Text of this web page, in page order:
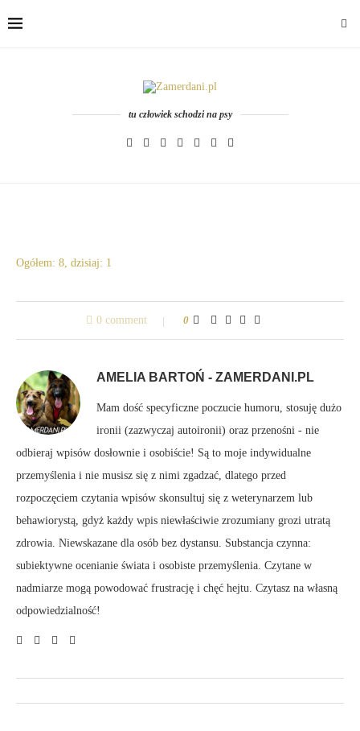
tu człowiek schodzi na psy
Ogółem: 8, dzisiaj: 1
0 comment 0
AMELIA BARTOŃ - ZAMERDANI.PL
Mam dość specyficzne poczucie humoru, stosuję dużo
ironii (zazwyczaj autoironii) oraz przenośni - nie
odbieraj wpisów dosłownie i osobiście! Są to moje indywidualne
przemyślenia i nie musisz się z nimi zgadzać, dlatego przed
rozpoczęciem czytania wpisów skonsultuj się z weterynarzem lub
behawiorystą, gdyż każdy wpis niewłaściwie zrozumiany grozi utratą
zdrowia. Niewskazane dla osób bez dystansu. Substancja czynna:
subiektywne ocenianie świata i osobiste przemyślenia. Czytane w
nadmiarze mogą powodować frustrację i chęć hejtu. Czytasz na własną
odpowiedzialność!